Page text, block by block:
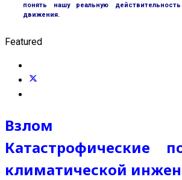
понять нашу реальную
движения.
Featured
Взлом
Катастрофические
климатической